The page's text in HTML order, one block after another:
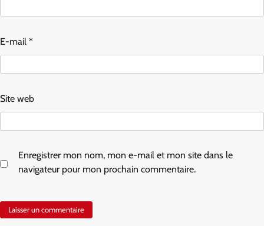
E-mail *
Site web
Enregistrer mon nom, mon e-mail et mon site dans le
navigateur pour mon prochain commentaire.